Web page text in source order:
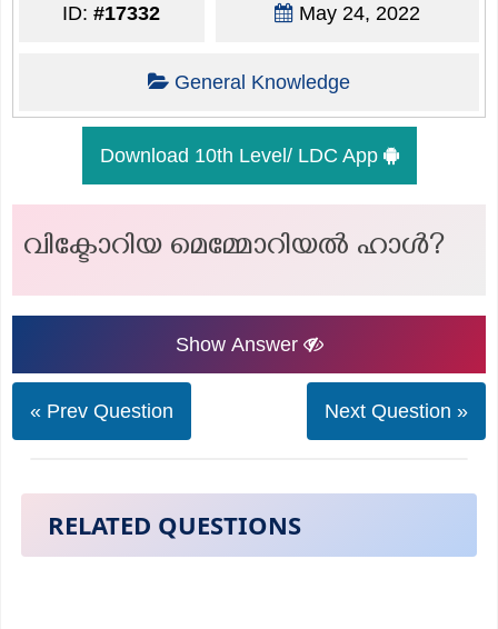
ID:#17332 May 24, 2022
General Knowledge
Download 10th Level/ LDC App
വിക്ടോറിയ മെമ്മോറിയൽ ഹാൾ?
Show Answer
« Prev Question Next Question »
RELATED QUESTIONS